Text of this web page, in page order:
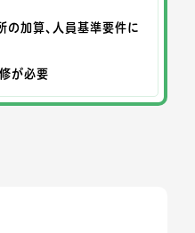
の加算、人員基準要件に
が必要